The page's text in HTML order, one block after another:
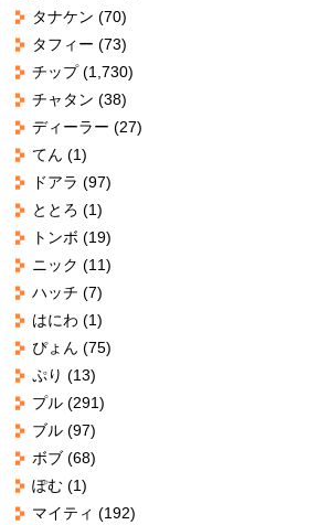
タナケン (70)
タフィー (73)
チップ(1,730)
チャタン (38)
ディーラー (27)
てん (1)
ドアラ (97)
ととろ (1)
トンボ (19)
ニック (11)
ハッチ (7)
はにわ (1)
ぴょん (75)
ぷり (13)
プル(291)
ブル(97)
ボブ(68)
ぽむ(1)
マイティ (192)